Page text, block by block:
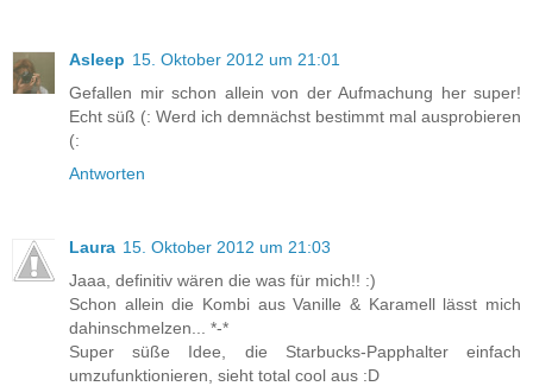
Asleep 15. Oktober 2012 um 21:01
Gefallen mir schon allein von der Aufmachung her super!
Echt süß (: Werd ich demnächst bestimmt mal ausprobieren
(:
Antworten
Laura 15. Oktober 2012 um 21:03
Jaaa, definitiv wären die was für mich!! :)
Schon allein die Kombi aus Vanille & Karamell lässt mich
dahinschmelzen... *-*
Super süße Idee, die Starbucks-Papphalter einfach
umzufunktionieren, sieht total cool aus :D